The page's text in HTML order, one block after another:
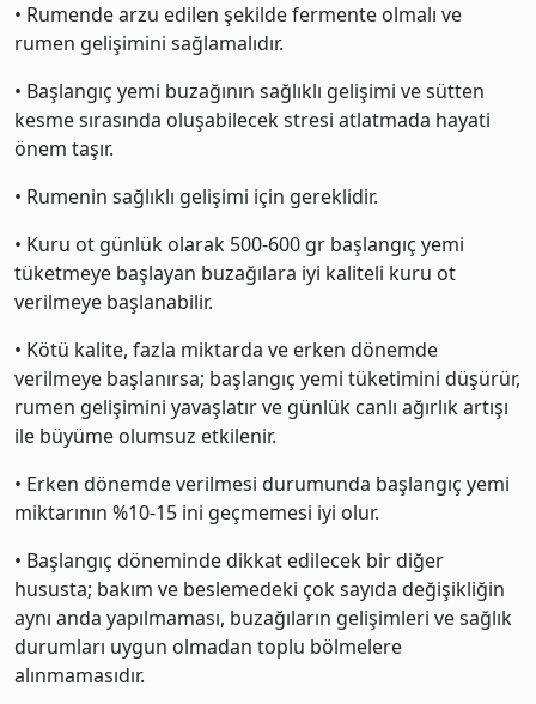
• Rumende arzu edilen şekilde fermente olmalı ve
rumen gelişimini sağlamalıdır.
• Başlangıç yemi buzağının sağlıklı gelişimi ve sütten
kesme sırasında oluşabilecek stresi atlatmada hayati
önem taşır.
• Rumenin sağlıklı gelişimi için gereklidir.
• Kuru ot günlük olarak 500-600 gr başlangıç yemi
tüketmeye başlayan buzağılara iyi kaliteli kuru ot
verilmeye başlanabilir.
• Kötü kalite, fazla miktarda ve erken dönemde
verilmeye başlanırsa; başlangıç yemi tüketimini düşürür,
rumen gelişimini yavaşlatır ve günlük canlı ağırlık artışı
ile büyüme olumsuz etkilenir.
• Erken dönemde verilmesi durumunda başlangıç yemi
miktarının %10-15 ini geçmemesi iyi olur.
• Başlangıç döneminde dikkat edilecek bir diğer
hususta; bakım ve beslemedeki çok sayıda değişikliğin
aynı anda yapılmaması, buzağıların gelişimleri ve sağlık
durumları uygun olmadan toplu bölmelere
alınmamasıdır.